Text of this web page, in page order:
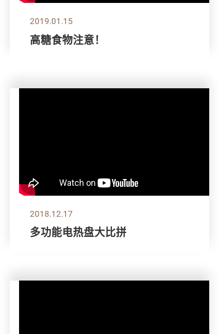
2019.01.15
高糖食物注意！
2018.12.17
多功能电热盘大比拼